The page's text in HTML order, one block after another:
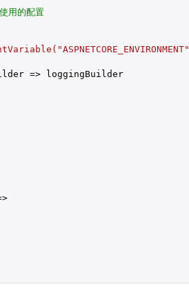
用的配置
"ASPNETCORE_ENVIRONMENT"
=> loggingBuilder